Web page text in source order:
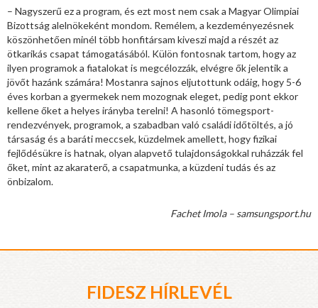
– Nagyszerű ez a program, és ezt most nem csak a Magyar Olimpiai
Bizottság alelnökeként mondom. Remélem, a kezdeményezésnek
köszönhetően minél több honfitársam kiveszi majd a részét az
ötkarikás csapat támogatásából. Külön fontosnak tartom, hogy az
ilyen programok a fiatalokat is megcélozzák, elvégre ők jelentik a
jövőt hazánk számára! Mostanra sajnos eljutottunk odáig, hogy 5-6
éves korban a gyermekek nem mozognak eleget, pedig pont ekkor
kellene őket a helyes irányba terelni! A hasonló tömegsport-
rendezvények, programok, a szabadban való családi időtöltés, a jó
társaság és a baráti meccsek, küzdelmek amellett, hogy fizikai
fejlődésükre is hatnak, olyan alapvető tulajdonságokkal ruházzák fel
őket, mint az akaraterő, a csapatmunka, a küzdeni tudás és az
önbizalom.
Fachet Imola – samsungsport.hu
FIDESZ HÍRLEVÉL